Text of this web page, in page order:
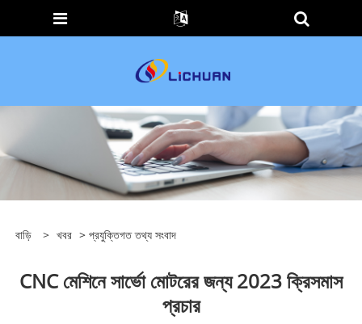
বাড়ি > খবর > প্রযুক্তিগত তথ্য সংবাদ
CNC মেশিনে সার্ভো মোটরের জন্য 2023 ক্রিসমাস
প্রচার